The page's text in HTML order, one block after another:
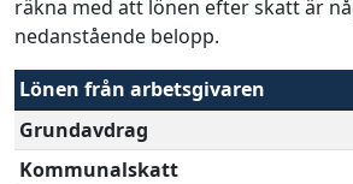
räkna med att lönen efter skatt är
nedanstående belopp.
Lönen från arbetsgivaren
Grundavdrag
Kommunalskatt